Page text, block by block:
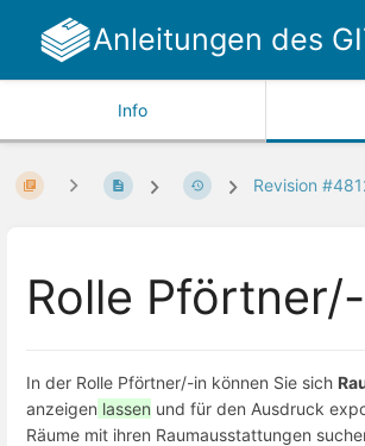
Anleitungen des
Info
Revision
Rolle
In der Rolle Pförtner/-in können Sie sich
anzeigen lassen und für den Ausdruck
Räume mit ihren Raumausstattungen